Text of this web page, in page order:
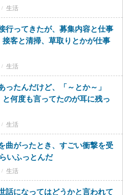
生活
行ってきたが、募集内容と仕事
客と清掃、草取りとかが仕事
生活
ったんだけど、「～とか～」
と何度も言ってたのが耳に残っ
生活
曲がったとき、すごい衝撃を受
いふっとんだ
生活
話になってはどうかと言われて